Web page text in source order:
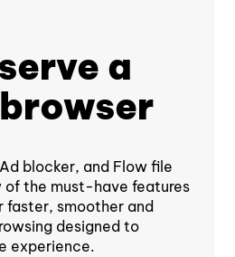
a
blocker, and Flow file
of the must-have features
faster, smoother and
designed to
experience.